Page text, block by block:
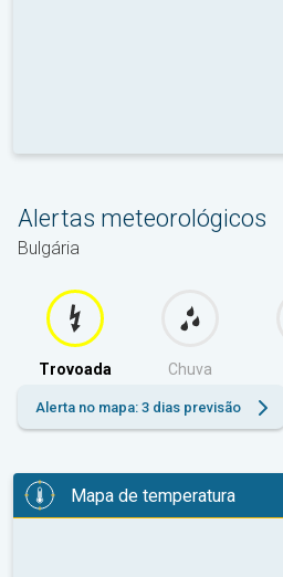
Alertas meteorológicos
Bulgária
Trovoada Chuva
Alerta no mapa: 3 dias previsão
Mapa de temperatura